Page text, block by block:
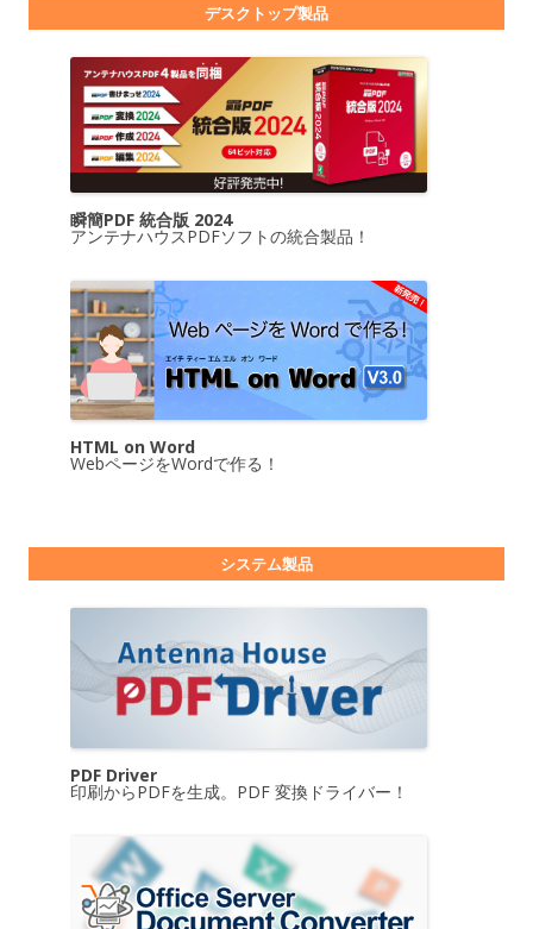
デスクトップ製品
瞬簡PDF 統合版 2024
アンテナハウスPDFソフトの統合製品！
HTML on Word
WebページをWordで作る！
システム製品
PDF Driver
印刷からPDFを生成。PDF 変換ドライバー！